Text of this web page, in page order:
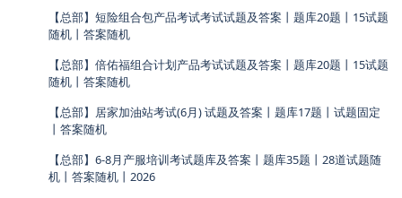
【总部】短险组合包产品考试考试试题及答案丨题库20题丨15试题
随机丨答案随机
【总部】倍佑福组合计划产品考试试题及答案丨题库20题丨15试题
随机丨答案随机
【总部】居家加油站考试(6月) 试题及答案丨题库17题丨试题固定
丨答案随机
【总部】6-8月产服培训考试题库及答案丨题库35题丨28道试题随
机丨答案随机丨2026